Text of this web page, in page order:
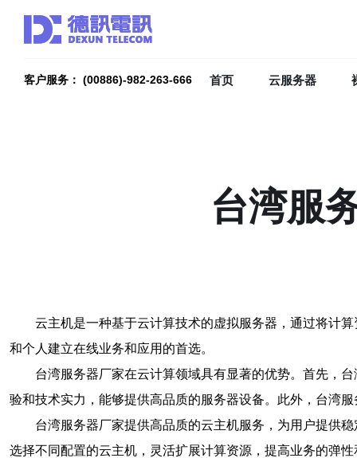
客户服务： (00886)-982-263-666 首页 云服务器
台湾服
云主机是一种基于云计算技术的虚拟服务器，通过将计
和个人建立在线业务和应用的首选。
台湾服务器厂家在云计算领域具有显著的优势。首先，
验和技术实力，能够提供高品质的服务器设备。此外，台湾
台湾服务器厂家提供高品质的云主机服务，为用户提供
选择不同配置的云主机，灵活扩展计算资源，提高业务的弹